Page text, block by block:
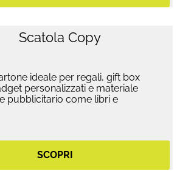
ideale per regali, gift box
personalizzati e materiale
pubblicitario come libri e
SCOPRI